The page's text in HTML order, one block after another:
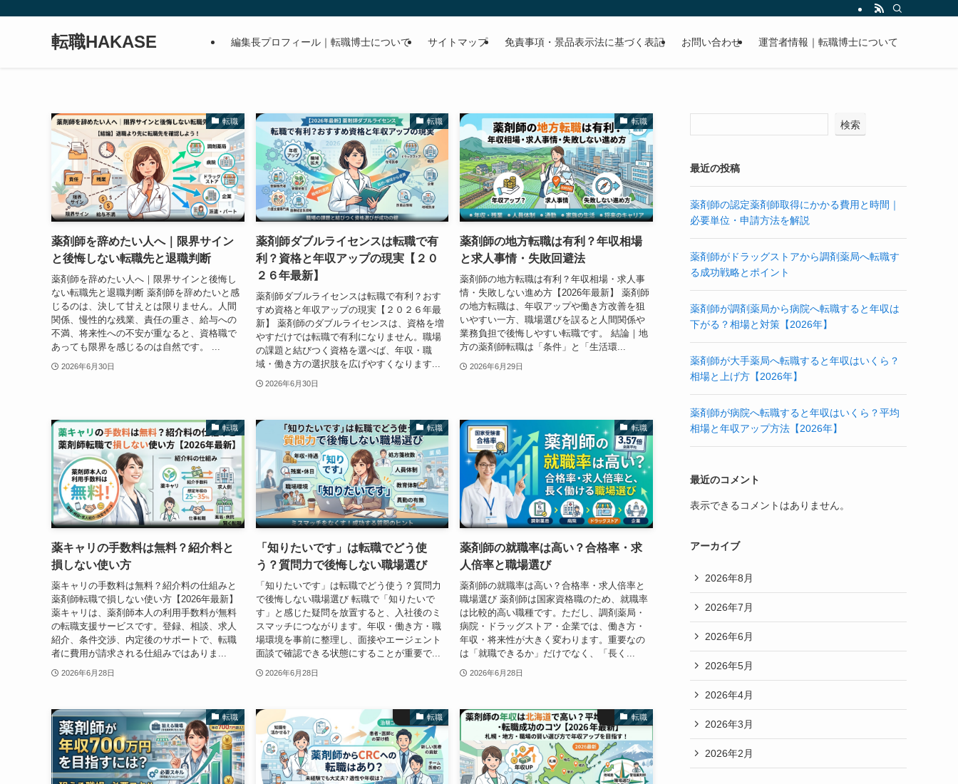
転職HAKASE 編集長プロフィール｜転職博士について サイトマップ 免責事項・景品表示法に基づく表記 お問い合わせ 運営者情報｜転職博士について
転職
薬剤師を辞めたい人へ｜限界サイン
と後悔しない転職先と退職判断
薬剤師を辞めたい人へ｜限界サインと後悔し
ない転職先と退職判断 薬剤師を辞めたいと感
じるのは、決して甘えとは限りません。人間
関係、慢性的な残業、責任の重さ、給与への
不満、将来性への不安が重なると、資格職で
あっても限界を感じるのは自然です。 ...
2026年6月30日
転職
薬剤師ダブルライセンスは転職で有
利？資格と年収アップの現実【２０
２６年最新】
薬剤師ダブルライセンスは転職で有利？おす
すめ資格と年収アップの現実【２０２６年最
新】 薬剤師のダブルライセンスは、資格を増
やすだけでは転職で有利になりません。職場
の課題と結びつく資格を選べば、年収・職
域・働き方の選択肢を広げやすくなります...
2026年6月30日
転職
薬剤師の地方転職は有利？年収相場
と求人事情・失敗回避法
薬剤師の地方転職は有利？年収相場・求人事
情・失敗しない進め方【2026年最新】 薬剤師
の地方転職は、年収アップや働き方改善を狙
いやすい一方、職場選びを誤ると人間関係や
業務負担で後悔しやすい転職です。 結論｜地
方の薬剤師転職は「条件」と「生活環...
2026年6月29日
転職
薬キャリの手数料は無料？紹介料と
損しない使い方
薬キャリの手数料は無料？紹介料の仕組みと
薬剤師転職で損しない使い方【2026年最新】
薬キャリは、薬剤師本人の利用手数料が無料
の転職支援サービスです。登録、相談、求人
紹介、条件交渉、内定後のサポートで、転職
者に費用が請求される仕組みではありま...
2026年6月28日
転職
「知りたいです」は転職でどう使
う？質問力で後悔しない職場選び
「知りたいです」は転職でどう使う？質問力
で後悔しない職場選び 転職で「知りたいで
す」と感じた疑問を放置すると、入社後のミ
スマッチにつながります。年収・働き方・職
場環境を事前に整理し、面接やエージェント
面談で確認できる状態にすることが重要で...
2026年6月28日
転職
薬剤師の就職率は高い？合格率・求
人倍率と職場選び
薬剤師の就職率は高い？合格率・求人倍率と
職場選び 薬剤師は国家資格職のため、就職率
は比較的高い職種です。ただし、調剤薬局・
病院・ドラッグストア・企業では、働き方・
年収・将来性が大きく変わります。重要なの
は「就職できるか」だけでなく、「長く...
2026年6月28日
転職 転職 転職
検索
最近の投稿
薬剤師の認定薬剤師取得にかかる費用と時間｜
必要単位・申請方法を解説
薬剤師がドラッグストアから調剤薬局へ転職す
る成功戦略とポイント
薬剤師が調剤薬局から病院へ転職すると年収は
下がる？相場と対策【2026年】
薬剤師が大手薬局へ転職すると年収はいくら？
相場と上げ方【2026年】
薬剤師が病院へ転職すると年収はいくら？平均
相場と年収アップ方法【2026年】
最近のコメント
表示できるコメントはありません。
アーカイブ
2026年8月
2026年7月
2026年6月
2026年5月
2026年4月
2026年3月
2026年2月